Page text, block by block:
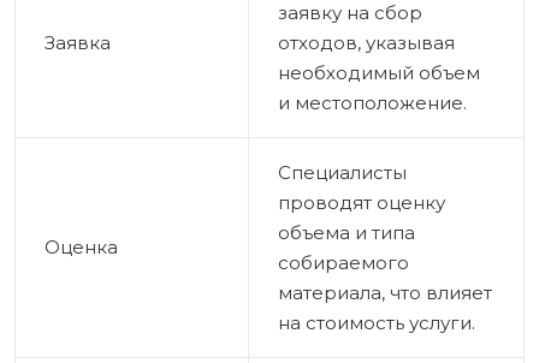
Заявка
заявку на сбор
отходов, указывая
необходимый объем
и местоположение.
Оценка
Специалисты
проводят оценку
объема и типа
собираемого
материала, что влияет
на стоимость услуги.